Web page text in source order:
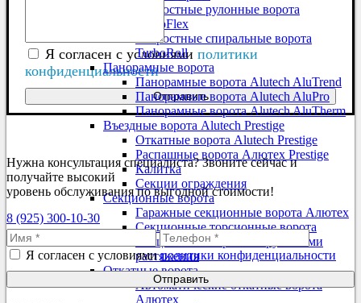
Скоростные рулонные ворота
TurboFlex
Скоростные спиральные ворота
TurboRoll
Панорамные ворота
Панорамные ворота Alutech AluTrend
Панорамные ворота Alutech AluPro
Панорамные ворота Alutech AluTherm
Въездные ворота Alutech Prestige
Откатные ворота Alutech Prestige
Распашные ворота Алютех Prestige
Калитка
Секции ограждения
Секционные ворота
Гаражные секционные ворота Алютех
Секционные торсионные ворота
Секционные ворота с пружинами
растяжения
Откатные ворота
Автоматические откатные ворота
Алютех
Я согласен с условиями политики
конфиденциальности
Отправить
Нужна консультация специалиста? Звоните сейчас и
получайте высокий
уровень обслуживания по выгодной стоимости!
8 (925) 300-10-30
Я согласен с условиямиполитики конфиденциальности
Отправить